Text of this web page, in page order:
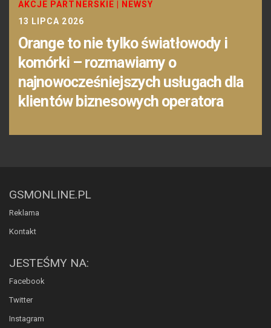
AKCJE PARTNERSKIE
NEWSY
13 LIPCA 2026
Orange to nie tylko światłowody i
komórki – rozmawiamy o
najnowocześniejszych usługach dla
klientów biznesowych operatora
GSMONLINE.PL
Reklama
Kontakt
JESTEŚMY NA:
Facebook
Twitter
Instagram